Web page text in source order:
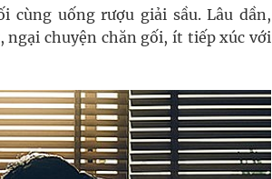
cùng uống rượu giải sầu. Lâu dần,
chuyện chăn gối, ít tiếp xúc với